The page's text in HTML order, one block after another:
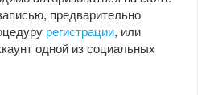
предварительно
регистрации, или
одной из социальных